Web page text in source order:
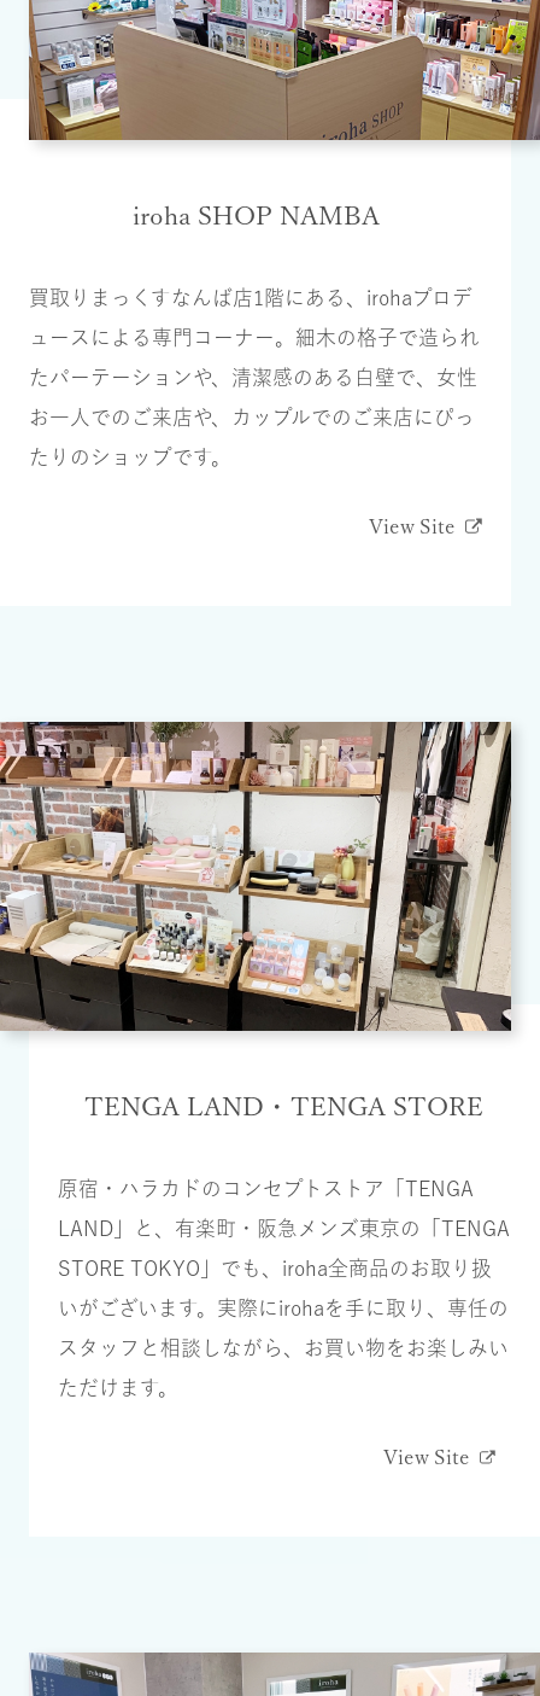
iroha SHOP NAMBA
買取りまっくすなんば店1階にある、irohaプロデ
ュースによる専門コーナー。細木の格子で造られ
たパーテーションや、清潔感のある白壁で、女性
お一人でのご来店や、カップルでのご来店にぴっ
たりのショップです。
View Site
TENGA LAND・TENGA STORE
原宿・ハラカドのコンセプトストア「TENGA
LAND」と、有楽町・阪急メンズ東京の「TENGA
STORE TOKYO」でも、iroha全商品のお取り扱
いがございます。実際にirohaを⼿に取り、専任の
スタッフと相談しながら、お買い物をお楽しみい
ただけます。
View Site